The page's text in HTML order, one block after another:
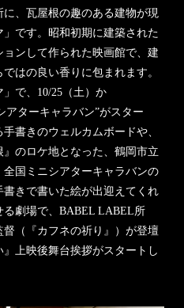
、瓦屋根の趣のある建物が現
です。昭和初期に建築された
ンして作られた映画館で、建
はの良い香りに包まれます。
で、10/25（土）か
アターキャラバン”がスター
書きのウェルカムボードや、
』のロケ地となった、鶴岡市立
国ミニシアターキャラバンの
きで書いた絵が出迎えてくれ
る劇場で、BABEL LABEL所
（『カフネの祈り』）が登壇
上映後舞台挨拶がスタートし